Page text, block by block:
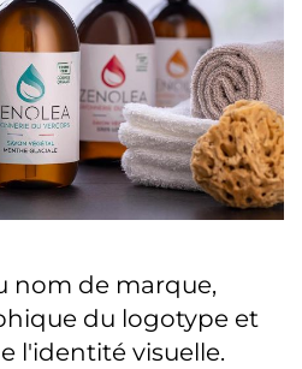
nom de marque,
du logotype et
l'identité visuelle.